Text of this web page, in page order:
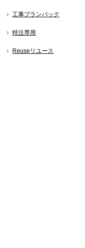
工事プランパック
特注専用
Reuseリユース